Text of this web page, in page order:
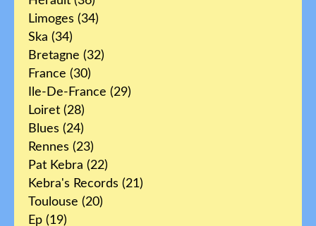
Limoges (34)
Ska (34)
Bretagne (32)
France (30)
Ile-De-France (29)
Loiret (28)
Blues (24)
Rennes (23)
Pat Kebra (22)
Kebra's Records (21)
Toulouse (20)
Ep (19)